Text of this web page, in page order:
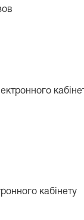
кабінету